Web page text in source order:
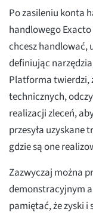
Po zasileniu konta
handlowego
chcesz handlować,
definiując
Platforma twierdzi,
technicznych,
realizacji zleceń,
przesyła uzyskane
gdzie są one
Zazwyczaj można
demonstracyjnym
pamiętać, że zyski i